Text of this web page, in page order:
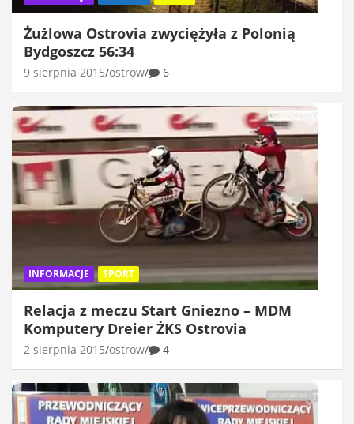
Żużlowa Ostrovia zwyciężyła z Polonią
Bydgoszcz 56:34
9 sierpnia 2015 ostrow 6
INFORMACJE SPORT
Relacja z meczu Start Gniezno – MDM
Komputery Dreier ŻKS Ostrovia
2 sierpnia 2015 ostrow 4